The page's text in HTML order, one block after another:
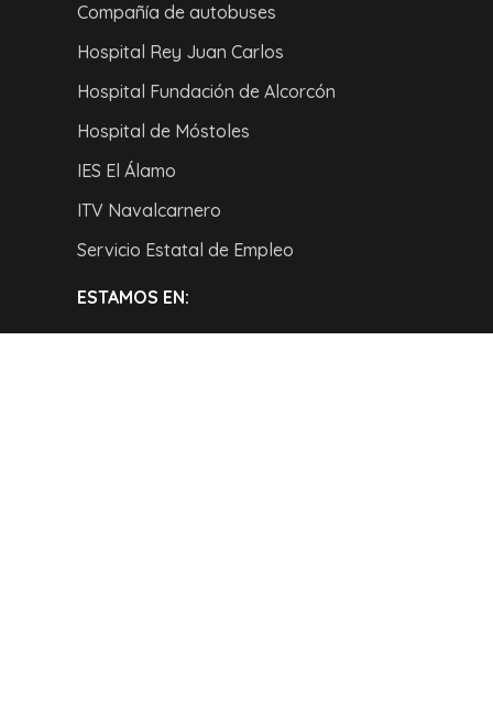
Compañía de autobuses
Hospital Rey Juan Carlos
Hospital Fundación de Alcorcón
Hospital de Móstoles
IES El Álamo
ITV Navalcarnero
Servicio Estatal de Empleo
ESTAMOS EN: